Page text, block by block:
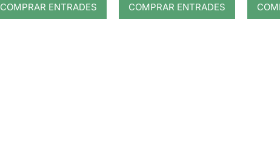
COMPRAR ENTRADES COMPRAR ENTRADES